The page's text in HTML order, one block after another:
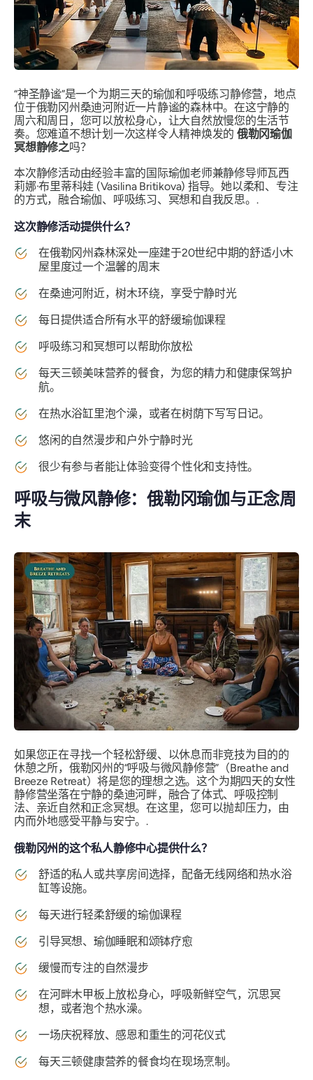
“神圣静谧”是一个为期三天的瑜伽和呼吸练习静修营，地点
位于俄勒冈州桑迪河附近一片静谧的森林中。在这宁静的
周六和周日，您可以放松身心，让大自然放慢您的生活节
奏。您难道不想计划一次这样令人精神焕发的 俄勒冈瑜伽
冥想静修之吗？
本次静修活动由经验丰富的国际瑜伽老师兼静修导师瓦西
莉娜·布里蒂科娃 (Vasilina Britikova) 指导。她以柔和、专注
的方式，融合瑜伽、呼吸练习、冥想和自我反思。.
这次静修活动提供什么？
在俄勒冈州森林深处一座建于20世纪中期的舒适小木
屋里度过一个温馨的周末
在桑迪河附近，树木环绕，享受宁静时光
每日提供适合所有水平的舒缓瑜伽课程
呼吸练习和冥想可以帮助你放松
每天三顿美味营养的餐食，为您的精力和健康保驾护
航。
在热水浴缸里泡个澡，或者在树荫下写写日记。
悠闲的自然漫步和户外宁静时光
很少有参与者能让体验变得个性化和支持性。
呼吸与微风静修：俄勒冈瑜伽与正念周
末
如果您正在寻找一个轻松舒缓、以休息而非竞技为目的的
休憩之所，俄勒冈州的“呼吸与微风静修营”（Breathe and
Breeze Retreat）将是您的理想之选。这个为期四天的女性
静修营坐落在宁静的桑迪河畔，融合了体式、呼吸控制
法、亲近自然和正念冥想。在这里，您可以抛却压力，由
内而外地感受平静与安宁。.
俄勒冈州的这个私人静修中心提供什么？
舒适的私人或共享房间选择，配备无线网络和热水浴
缸等设施。
每天进行轻柔舒缓的瑜伽课程
引导冥想、瑜伽睡眠和颂钵疗愈
缓慢而专注的自然漫步
在河畔木甲板上放松身心，呼吸新鲜空气，沉思冥
想，或者泡个热水澡。
一场庆祝释放、感恩和重生的河花仪式
每天三顿健康营养的餐食均在现场烹制。